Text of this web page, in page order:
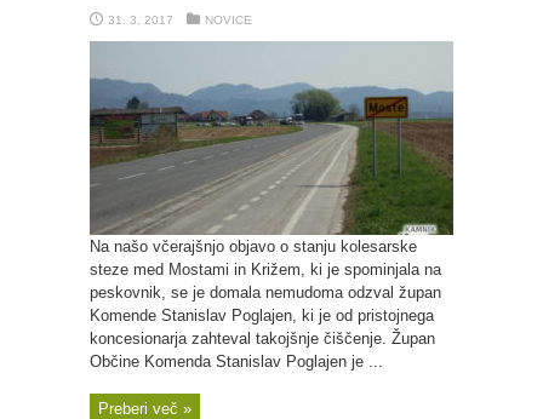
31. 3. 2017 NOVICE
Na našo včerajšnjo objavo o stanju kolesarske
steze med Mostami in Križem, ki je spominjala na
peskovnik, se je domala nemudoma odzval župan
Komende Stanislav Poglajen, ki je od pristojnega
koncesionarja zahteval takojšnje čiščenje. Župan
Občine Komenda Stanislav Poglajen je ...
Preberi več »